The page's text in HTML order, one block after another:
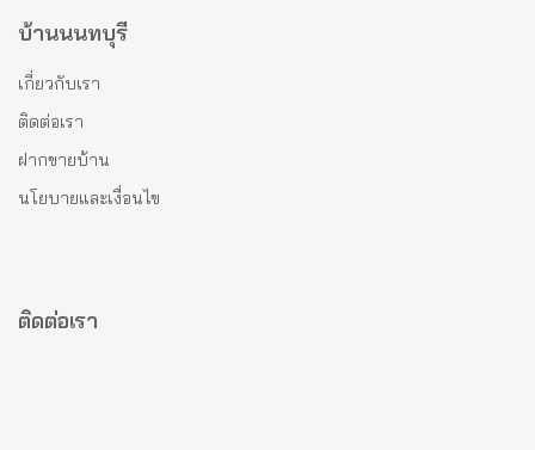
บ้านนนทบุรี
เกี่ยวกับเรา
ติดต่อเรา
ฝากขายบ้าน
นโยบายและเงื่อนไข
ติดต่อเรา